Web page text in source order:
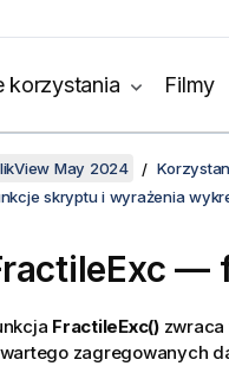
korzystania Filmy
May 2024
skryptu i wyrażenia
—
FractileExc()zwraca
zagregowanych